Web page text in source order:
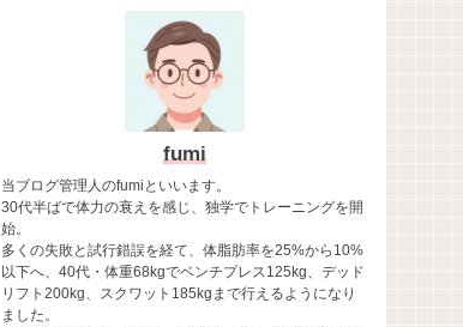
fumi
当ブログ管理人のfumiといいます。
30代半ばで体力の衰えを感じ、独学でトレーニングを開
始。
多くの失敗と試行錯誤を経て、体脂肪率を25%から10%
以下へ、40代・体重68kgでベンチプレス125kg、デッド
リフト200kg、スクワット185kgまで行えるようになり
ました。